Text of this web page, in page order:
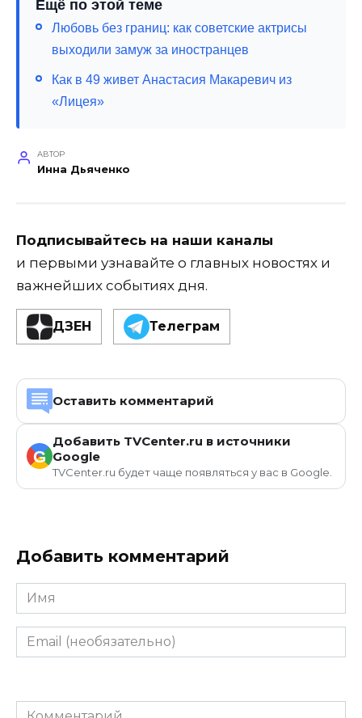
Ещё по этой теме
Любовь без границ: как советские актрисы
выходили замуж за иностранцев
Как в 49 живет Анастасия Макаревич из
«Лицея»
АВТОР
Инна Дьяченко
Подписывайтесь на наши каналы
и первыми узнавайте о главных новостях и
важнейших событиях дня.
ДЗЕН Телеграм
Оставить комментарий
G
Добавить TVCenter.ru в источники
Google
TVCenter.ru будет чаще появляться у вас в Google.
Добавить комментарий
Имя
Email
(необязательно)
Комментарий